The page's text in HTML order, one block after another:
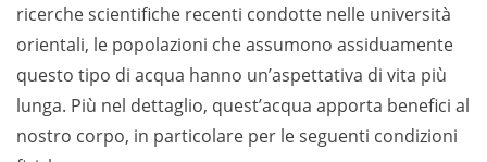
ricerche scientifiche recenti condotte nelle università
orientali, le popolazioni che assumono assiduamente
questo tipo di acqua hanno un’aspettativa di vita più
lunga. Più nel dettaglio, quest’acqua apporta benefici al
nostro corpo, in particolare per le seguenti condizioni